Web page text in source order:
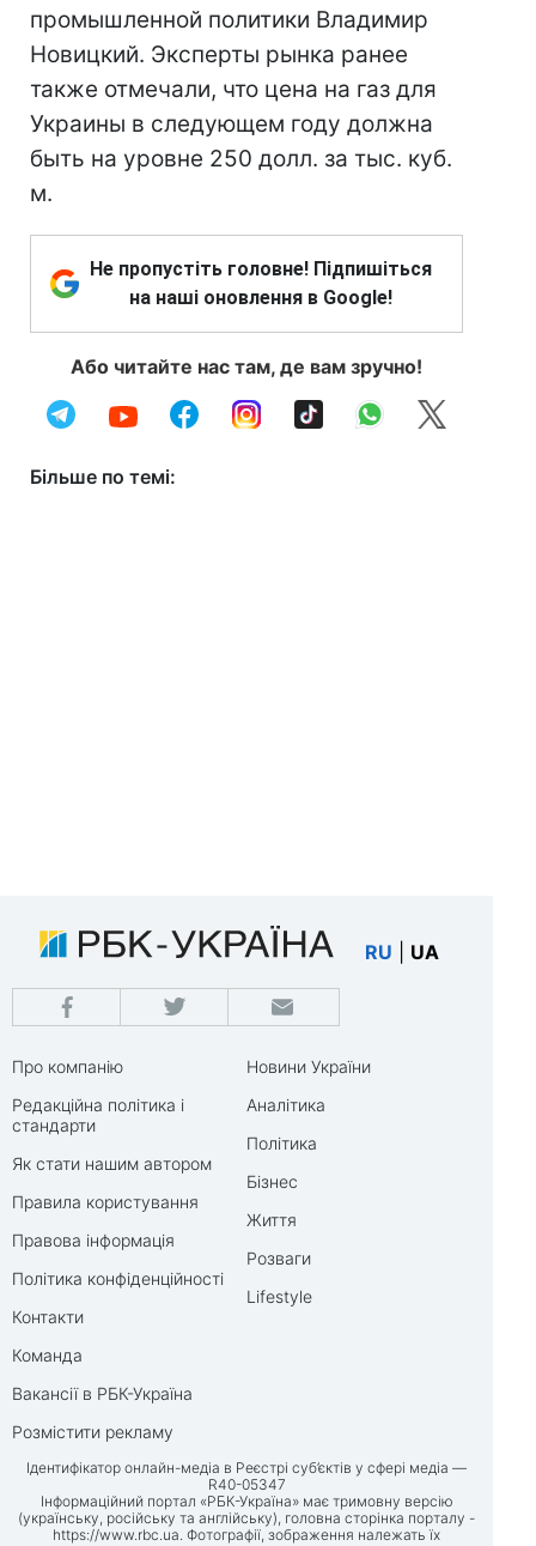
промышленной политики Владимир
Новицкий. Эксперты рынка ранее
также отмечали, что цена на газ для
Украины в следующем году должна
быть на уровне 250 долл. за тыс. куб.
м.
Не пропустіть головне! Підпишіться
на наші оновлення в Google!
Або читайте нас там, де вам зручно!
Більше по темі:
RU UA
Про компанію
Редакційна політика і
стандарти
Як стати нашим автором
Правила користування
Правова інформація
Політика конфіденційності
Контакти
Команда
Вакансії в РБК-Україна
Розмістити рекламу
Новини України
Аналітика
Політика
Бізнес
Життя
Розваги
Lifestyle
Ідентифікатор онлайн-медіа в Реєстрі суб’єктів у сфері медіа —
R40-05347
Інформаційний портал «РБК-Україна» має тримовну версію
(українську, російську та англійську), головна сторінка порталу -
https://www.rbc.ua. Фотографії, зображення належать їх